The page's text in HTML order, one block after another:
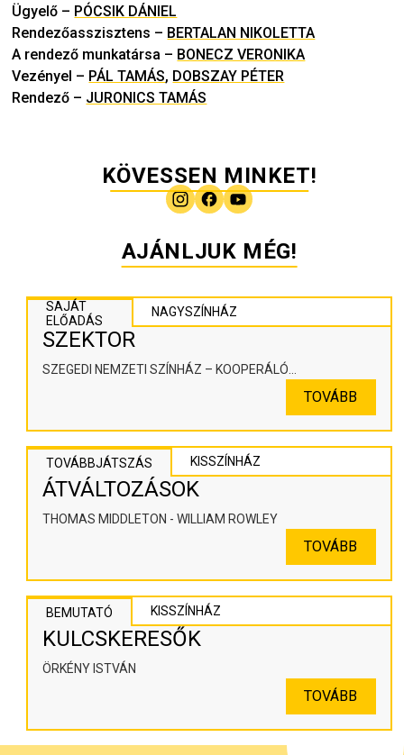
Ügyelő – PÓCSIK DÁNIEL
Rendezőasszisztens – BERTALAN NIKOLETTA
A rendező munkatársa – BONECZ VERONIKA
Vezényel – PÁL TAMÁS, DOBSZAY PÉTER
Rendező – JURONICS TAMÁS
KÖVESSEN MINKET!
AJÁNLJUK MÉG!
SAJÁT
ELŐADÁS
NAGYSZÍNHÁZ
SZEKTOR
SZEGEDI NEMZETI SZÍNHÁZ – KOOPERÁLÓ
TOVÁBB
TOVÁBBJÁTSZÁS KISSZÍNHÁZ
ÁTVÁLTOZÁSOK
THOMAS MIDDLETON - WILLIAM ROWLEY
TOVÁBB
BEMUTATÓ KISSZÍNHÁZ
KULCSKERESŐK
ÖRKÉNY ISTVÁN
TOVÁBB